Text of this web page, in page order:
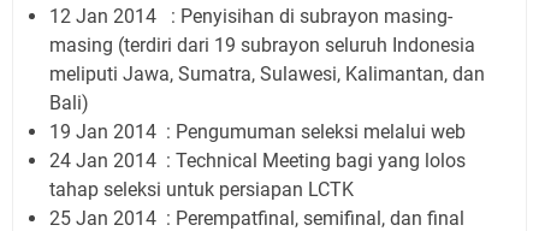
12 Jan 2014
: Penyisihan di subrayon masing-
masing (terdiri dari 19 subrayon seluruh Indonesia
meliputi Jawa, Sumatra, Sulawesi, Kalimantan, dan
Bali)
19 Jan 2014 : Pengumuman seleksi melalui web
24 Jan 2014 : Technical Meeting bagi yang lolos
tahap seleksi untuk persiapan LCTK
25 Jan 2014 : Perempatfinal, semifinal, dan final